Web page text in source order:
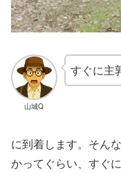
山城Q
すぐに主
に到着します。そん
かってぐらい、すぐに